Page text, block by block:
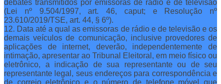
debates transmitidos por emissoras de rádio e de televisão
(Lei nº 9.504/1997, art. 46, caput; e Resolução nº
23.610/2019/TSE, art. 44, § 6º).
12. Data até a qual as emissoras de rádio e de televisão e os
demais veículos de comunicação, inclusive provedores de
aplicações de internet, deverão, independentemente de
intimação, apresentar ao Tribunal Eleitoral, em meio físico ou
eletrônico, a indicação de sua representante ou de seu
representante legal, seus endereços para correspondência e
de correio eletrônico e o número de telefone móvel que